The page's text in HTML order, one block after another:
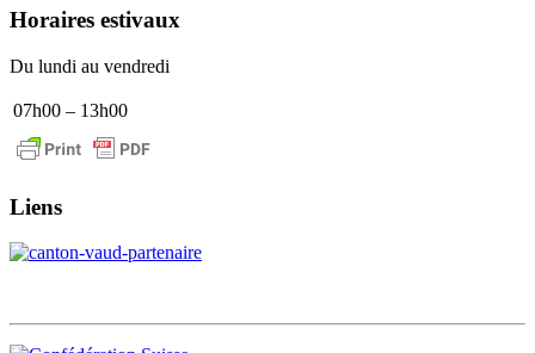
Horaires estivaux
Du lundi au vendredi
07h00 – 13h00
Liens